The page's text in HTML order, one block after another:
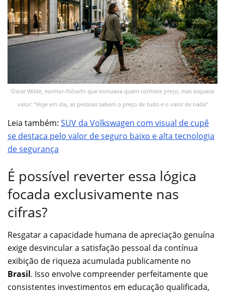
Oscar Wilde, escritor-filósofo que ironizava quem conhece preço, mas esquece
valor: “Hoje em dia, as pessoas sabem o preço de tudo e o valor de nada”
Leia também: SUV da Volkswagen com visual de cupê
se destaca pelo valor de seguro baixo e alta tecnologia
de segurança
É possível reverter essa lógica
focada exclusivamente nas
cifras?
Resgatar a capacidade humana de apreciação genuína
exige desvincular a satisfação pessoal da contínua
exibição de riqueza acumulada publicamente no
Brasil. Isso envolve compreender perfeitamente que
consistentes investimentos em educação qualificada,